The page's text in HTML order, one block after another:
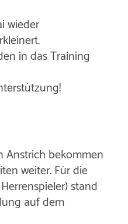
wieder
in das Training
Anstrich bekommen
weiter. Für die
stand
auf dem